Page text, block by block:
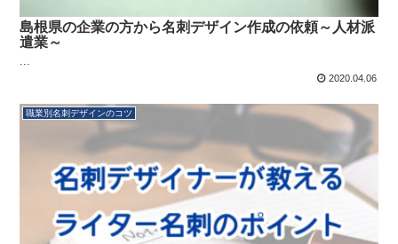
島根県の企業の方から名刺デザイン作成の依頼～人材派
遣業～
2020.04.06
職業別名刺デザインのコツ